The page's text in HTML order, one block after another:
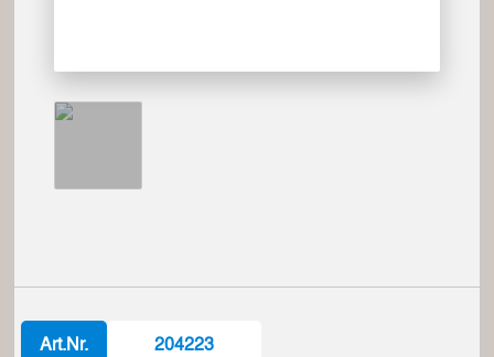
Art.Nr. 204223